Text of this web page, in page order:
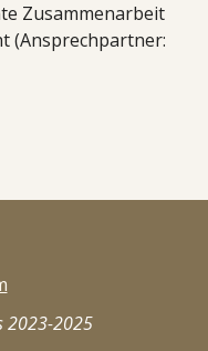
Zusammenarbeit
(Ansprechpartner:
2023-2025